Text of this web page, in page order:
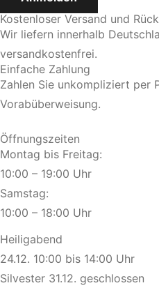
Kostenloser Versand und
Wir liefern innerhalb
versandkostenfrei.
Einfache Zahlung
Zahlen Sie unkompliziert per
Vorabüberweisung.
Öffnungszeiten
Montag bis Freitag:
10:00 – 19:00 Uhr
Samstag:
10:00 – 18:00 Uhr
Heiligabend
24.12. 10:00 bis 14:00 Uhr
Silvester 31.12. geschlossen